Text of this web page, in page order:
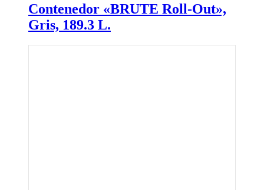
Contenedor «BRUTE Roll-Out»,
Gris, 189.3 L.